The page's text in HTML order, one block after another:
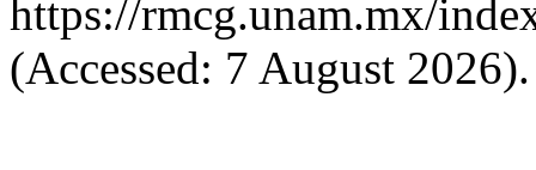
https://rmcg.unam.mx/
(Accessed: 7 August 2026).